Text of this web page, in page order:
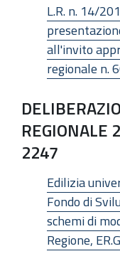
L.R. n. 14/
all'invito
regionale n.
REGIONALE
2247
Edilizia
Fondo di
schemi di
Regione,